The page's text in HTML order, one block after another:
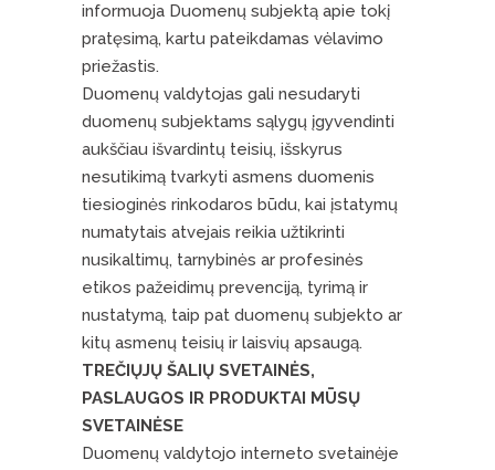
informuoja Duomenų subjektą apie tokį
pratęsimą, kartu pateikdamas vėlavimo
priežastis.
Duomenų valdytojas gali nesudaryti
duomenų subjektams sąlygų įgyvendinti
aukščiau išvardintų teisių, išskyrus
nesutikimą tvarkyti asmens duomenis
tiesioginės rinkodaros būdu, kai įstatymų
numatytais atvejais reikia užtikrinti
nusikaltimų, tarnybinės ar profesinės
etikos pažeidimų prevenciją, tyrimą ir
nustatymą, taip pat duomenų subjekto ar
kitų asmenų teisių ir laisvių apsaugą.
TREČIŲJŲ ŠALIŲ SVETAINĖS,
PASLAUGOS IR PRODUKTAI MŪSŲ
SVETAINĖSE
Duomenų valdytojo interneto svetainėje